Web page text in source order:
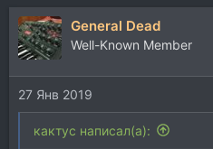
а
к
ц
и
и
:
General Dead
Well-Known Member
27 Янв 2019
кактус написал(а):